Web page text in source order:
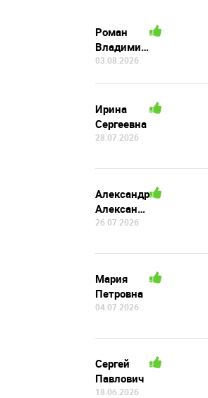
Роман
Владимирович
03.08.2026
Ирина
Сергеевна
28.07.2026
Александр
Александрович
26.07.2026
Мария
Петровна
04.07.2026
Сергей
Павлович
18.06.2026